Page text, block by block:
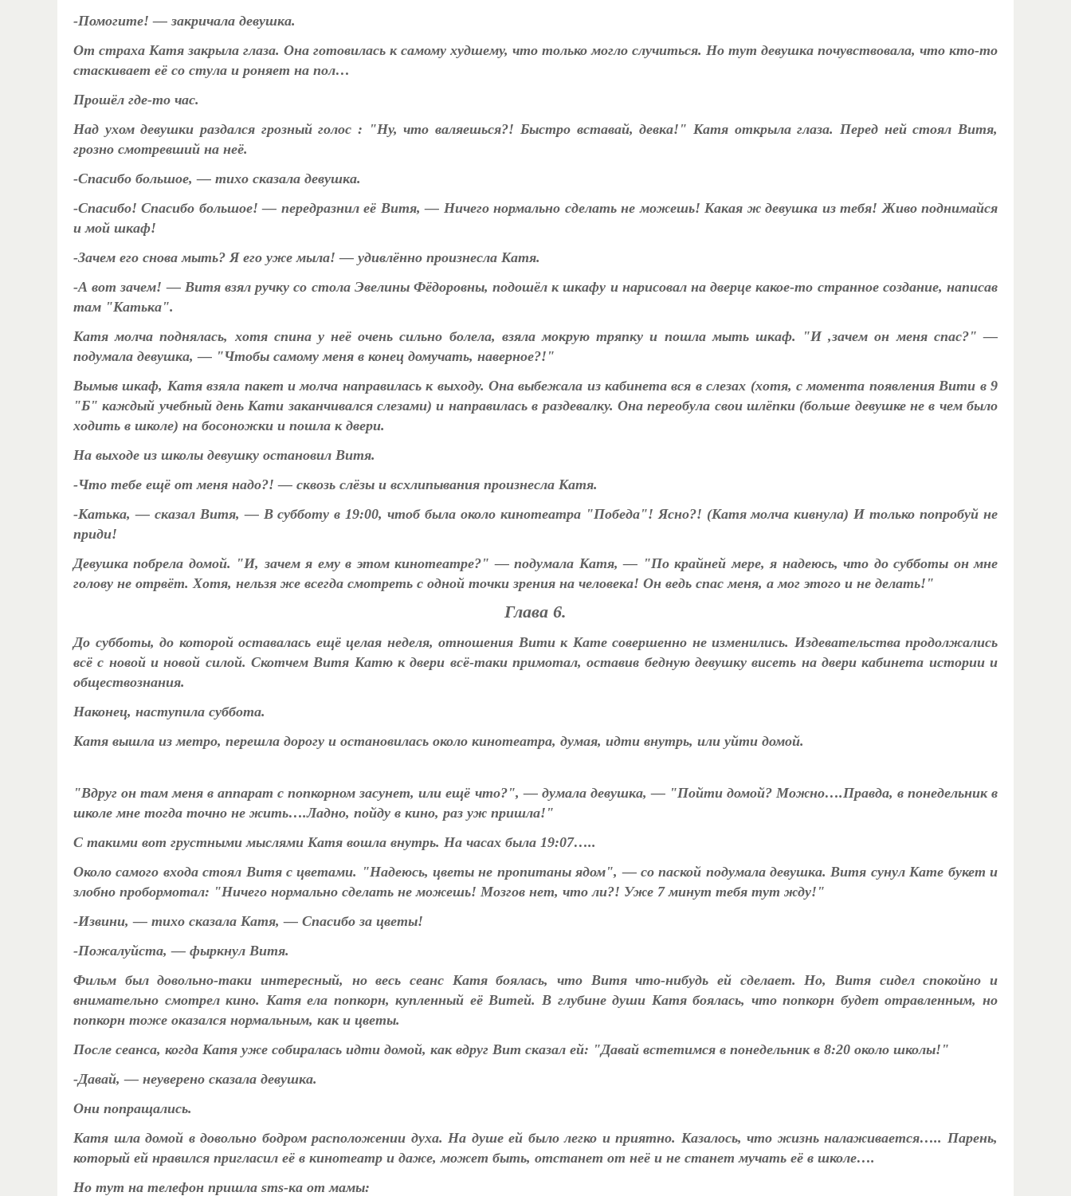
-Помогите! — закричала девушка.
От страха Катя закрыла глаза. Она готовилась к самому худшему, что только могло случиться. Но тут девушка почувствовала, что кто-то
стаскивает её со стула и роняет на пол…
Прошёл где-то час.
Над ухом девушки раздался грозный голос : "Ну, что валяешься?! Быстро вставай, девка!" Катя открыла глаза. Перед ней стоял Витя,
грозно смотревший на неё.
-Спасибо большое, — тихо сказала девушка.
-Спасибо! Спасибо большое! — передразнил её Витя, — Ничего нормально сделать не можешь! Какая ж девушка из тебя! Живо поднимайся
и мой шкаф!
-Зачем его снова мыть? Я его уже мыла! — удивлённо произнесла Катя.
-А вот зачем! — Витя взял ручку со стола Эвелины Фёдоровны, подошёл к шкафу и нарисовал на дверце какое-то странное создание, написав
там "Катька".
Катя молча поднялась, хотя спина у неё очень сильно болела, взяла мокрую тряпку и пошла мыть шкаф. "И ,зачем он меня спас?" —
подумала девушка, — "Чтобы самому меня в конец домучать, наверное?!"
Вымыв шкаф, Катя взяла пакет и молча направилась к выходу. Она выбежала из кабинета вся в слезах (хотя, с момента появления Вити в 9
"Б" каждый учебный день Кати заканчивался слезами) и направилась в раздевалку. Она переобула свои шлёпки (больше девушке не в чем было
ходить в школе) на босоножки и пошла к двери.
На выходе из школы девушку остановил Витя.
-Что тебе ещё от меня надо?! — сквозь слёзы и всхлипывания произнесла Катя.
-Катька, — сказал Витя, — В субботу в 19:00, чтоб была около кинотеатра "Победа"! Ясно?! (Катя молча кивнула) И только попробуй не
приди!
Девушка побрела домой. "И, зачем я ему в этом кинотеатре?" — подумала Катя, — "По крайней мере, я надеюсь, что до субботы он мне
голову не отрвёт. Хотя, нельзя же всегда смотреть с одной точки зрения на человека! Он ведь спас меня, а мог этого и не делать!"
Глава 6.
До субботы, до которой оставалась ещё целая неделя, отношения Вити к Кате совершенно не изменились. Издевательства продолжались
всё с новой и новой силой. Скотчем Витя Катю к двери всё-таки примотал, оставив бедную девушку висеть на двери кабинета истории и
обществознания.
Наконец, наступила суббота.
Катя вышла из метро, перешла дорогу и остановилась около кинотеатра, думая, идти внутрь, или уйти домой.
"Вдруг он там меня в аппарат с попкорном засунет, или ещё что?", — думала девушка, — "Пойти домой? Можно….Правда, в понедельник в
школе мне тогда точно не жить….Ладно, пойду в кино, раз уж пришла!"
С такими вот грустными мыслями Катя вошла внутрь. На часах была 19:07…..
Около самого входа стоял Витя с цветами. "Надеюсь, цветы не пропитаны ядом", — со паской подумала девушка. Витя сунул Кате букет и
злобно пробормотал: "Ничего нормально сделать не можешь! Мозгов нет, что ли?! Уже 7 минут тебя тут жду!"
-Извини, — тихо сказала Катя, — Спасибо за цветы!
-Пожалуйста, — фыркнул Витя.
Фильм был довольно-таки интересный, но весь сеанс Катя боялась, что Витя что-нибудь ей сделает. Но, Витя сидел спокойно и
внимательно смотрел кино. Катя ела попкорн, купленный её Витей. В глубине души Катя боялась, что попкорн будет отравленным, но
попкорн тоже оказался нормальным, как и цветы.
После сеанса, когда Катя уже собиралась идти домой, как вдруг Вит сказал ей: "Давай встетимся в понедельник в 8:20 около школы!"
-Давай, — неуверено сказала девушка.
Они попращались.
Катя шла домой в довольно бодром расположении духа. На душе ей было легко и приятно. Казалось, что жизнь налаживается….. Парень,
который ей нравился пригласил её в кинотеатр и даже, может быть, отстанет от неё и не станет мучать её в школе….
Но тут на телефон пришла sms-ка от мамы: